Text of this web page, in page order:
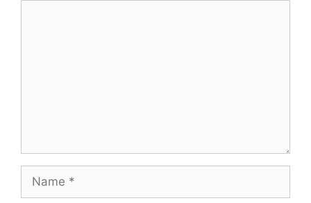
Name